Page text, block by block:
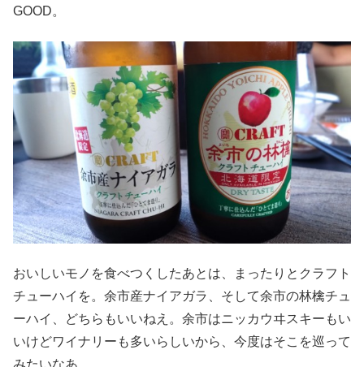
GOOD。
おいしいモノを食べつくしたあとは、まったりとクラフト
チューハイを。余市産ナイアガラ、そして余市の林檎チュ
ーハイ、どちらもいいねえ。余市はニッカウヰスキーもい
いけどワイナリーも多いらしいから、今度はそこを巡って
みたいなあ。